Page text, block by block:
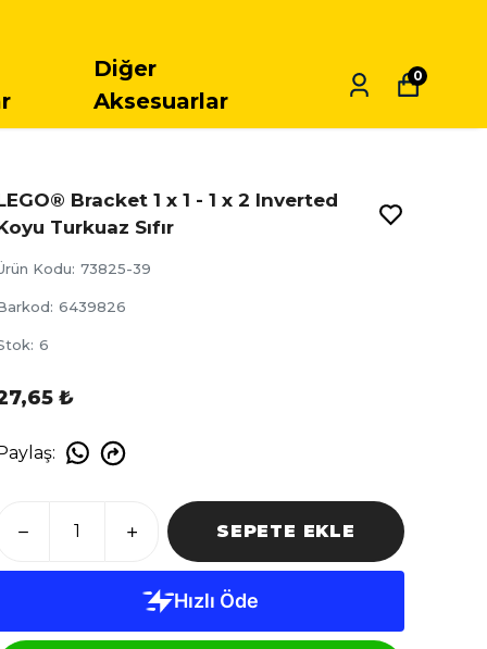
Diğer
Aksesuarlar
0
Bracket 1 x 1 - 1 x 2 Inverted
Turkuaz Sıfır
Kodu: 73825-39
: 6439826
: 6
₺
:
SEPETE EKLE